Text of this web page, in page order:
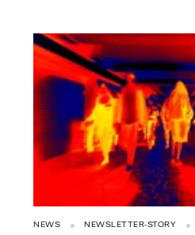
NEWS NEWSLETTER-STORY